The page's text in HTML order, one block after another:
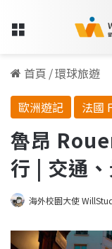
Menu
首頁 /環球旅遊
歐洲遊記
法國
魯昂
行 | 交通
海外校園大使